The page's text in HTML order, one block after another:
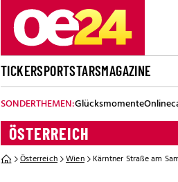
TICKERSPORTSTARSMAGAZINE
SONDERTHEMEN:Glücksmomente
ÖSTERREICH
Österreich Wien Kärntner Straße am